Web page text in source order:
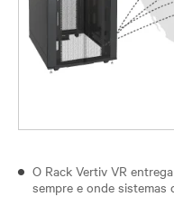
O Rack Vertiv VR
sempre e onde sistemas